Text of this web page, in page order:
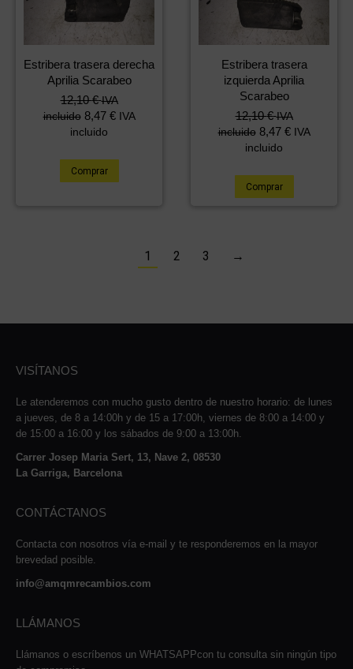
Estribera trasera derecha
Aprilia Scarabeo
12,10€ IVA
incluido 8,47 € IVA
incluido
Comprar
Estribera trasera
izquierda Aprilia
Scarabeo
12,10€ IVA
incluido 8,47 € IVA
incluido
Comprar
1 2 3 →
VISÍTANOS
Le atenderemos con mucho gusto dentro de nuestro horario: de lunes
a jueves, de 8 a 14:00h y de 15 a 17:00h, viernes de 8:00 a 14:00 y
de 15:00 a 16:00 y los sábados de 9:00 a 13:00h.
Carrer Josep Maria Sert, 13, Nave 2, 08530
La Garriga, Barcelona
CONTÁCTANOS
Contacta con nosotros vía e-mail y te responderemos en la mayor
brevedad posible.
info@amqmrecambios.com
LLÁMANOS
Llámanos o escríbenos un WHATSAPPcon tu consulta sin ningún tipo